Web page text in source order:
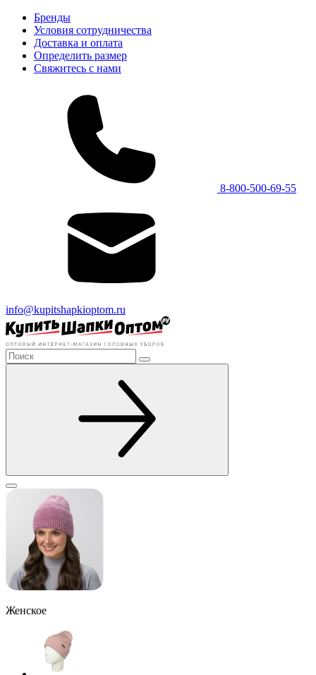
Бренды
Условия сотрудничества
Доставка и оплата
Определить размер
Свяжитесь с нами
8-800-500-69-55
info@kupitshapkioptom.ru
Женское